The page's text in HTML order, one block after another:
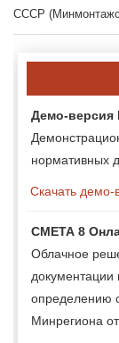
СССР
Демо-
нормативных
Скачать демо-
СМЕТА 8
Облачное
документации
определению
Минрегиона